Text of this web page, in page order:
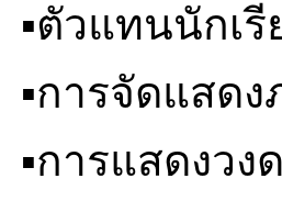
▪️ตัวแทนนักเ
▪️การจัดแสด
▪️การแสดงว